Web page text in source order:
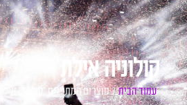
קולוניה אילת
עמוד הבית/ מוצרים המתויגים “קולוניה אילת”